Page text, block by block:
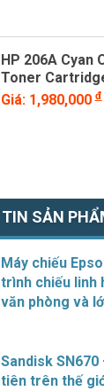
HP 206A Cyan
Toner
Giá: 1,980,000đ
TIN SẢN
Máy chiếu
trình chiếu linh
văn phòng và
Sandisk SN670
tiên trên thế